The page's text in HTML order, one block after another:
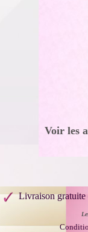
Voir les
Livraison gratuite